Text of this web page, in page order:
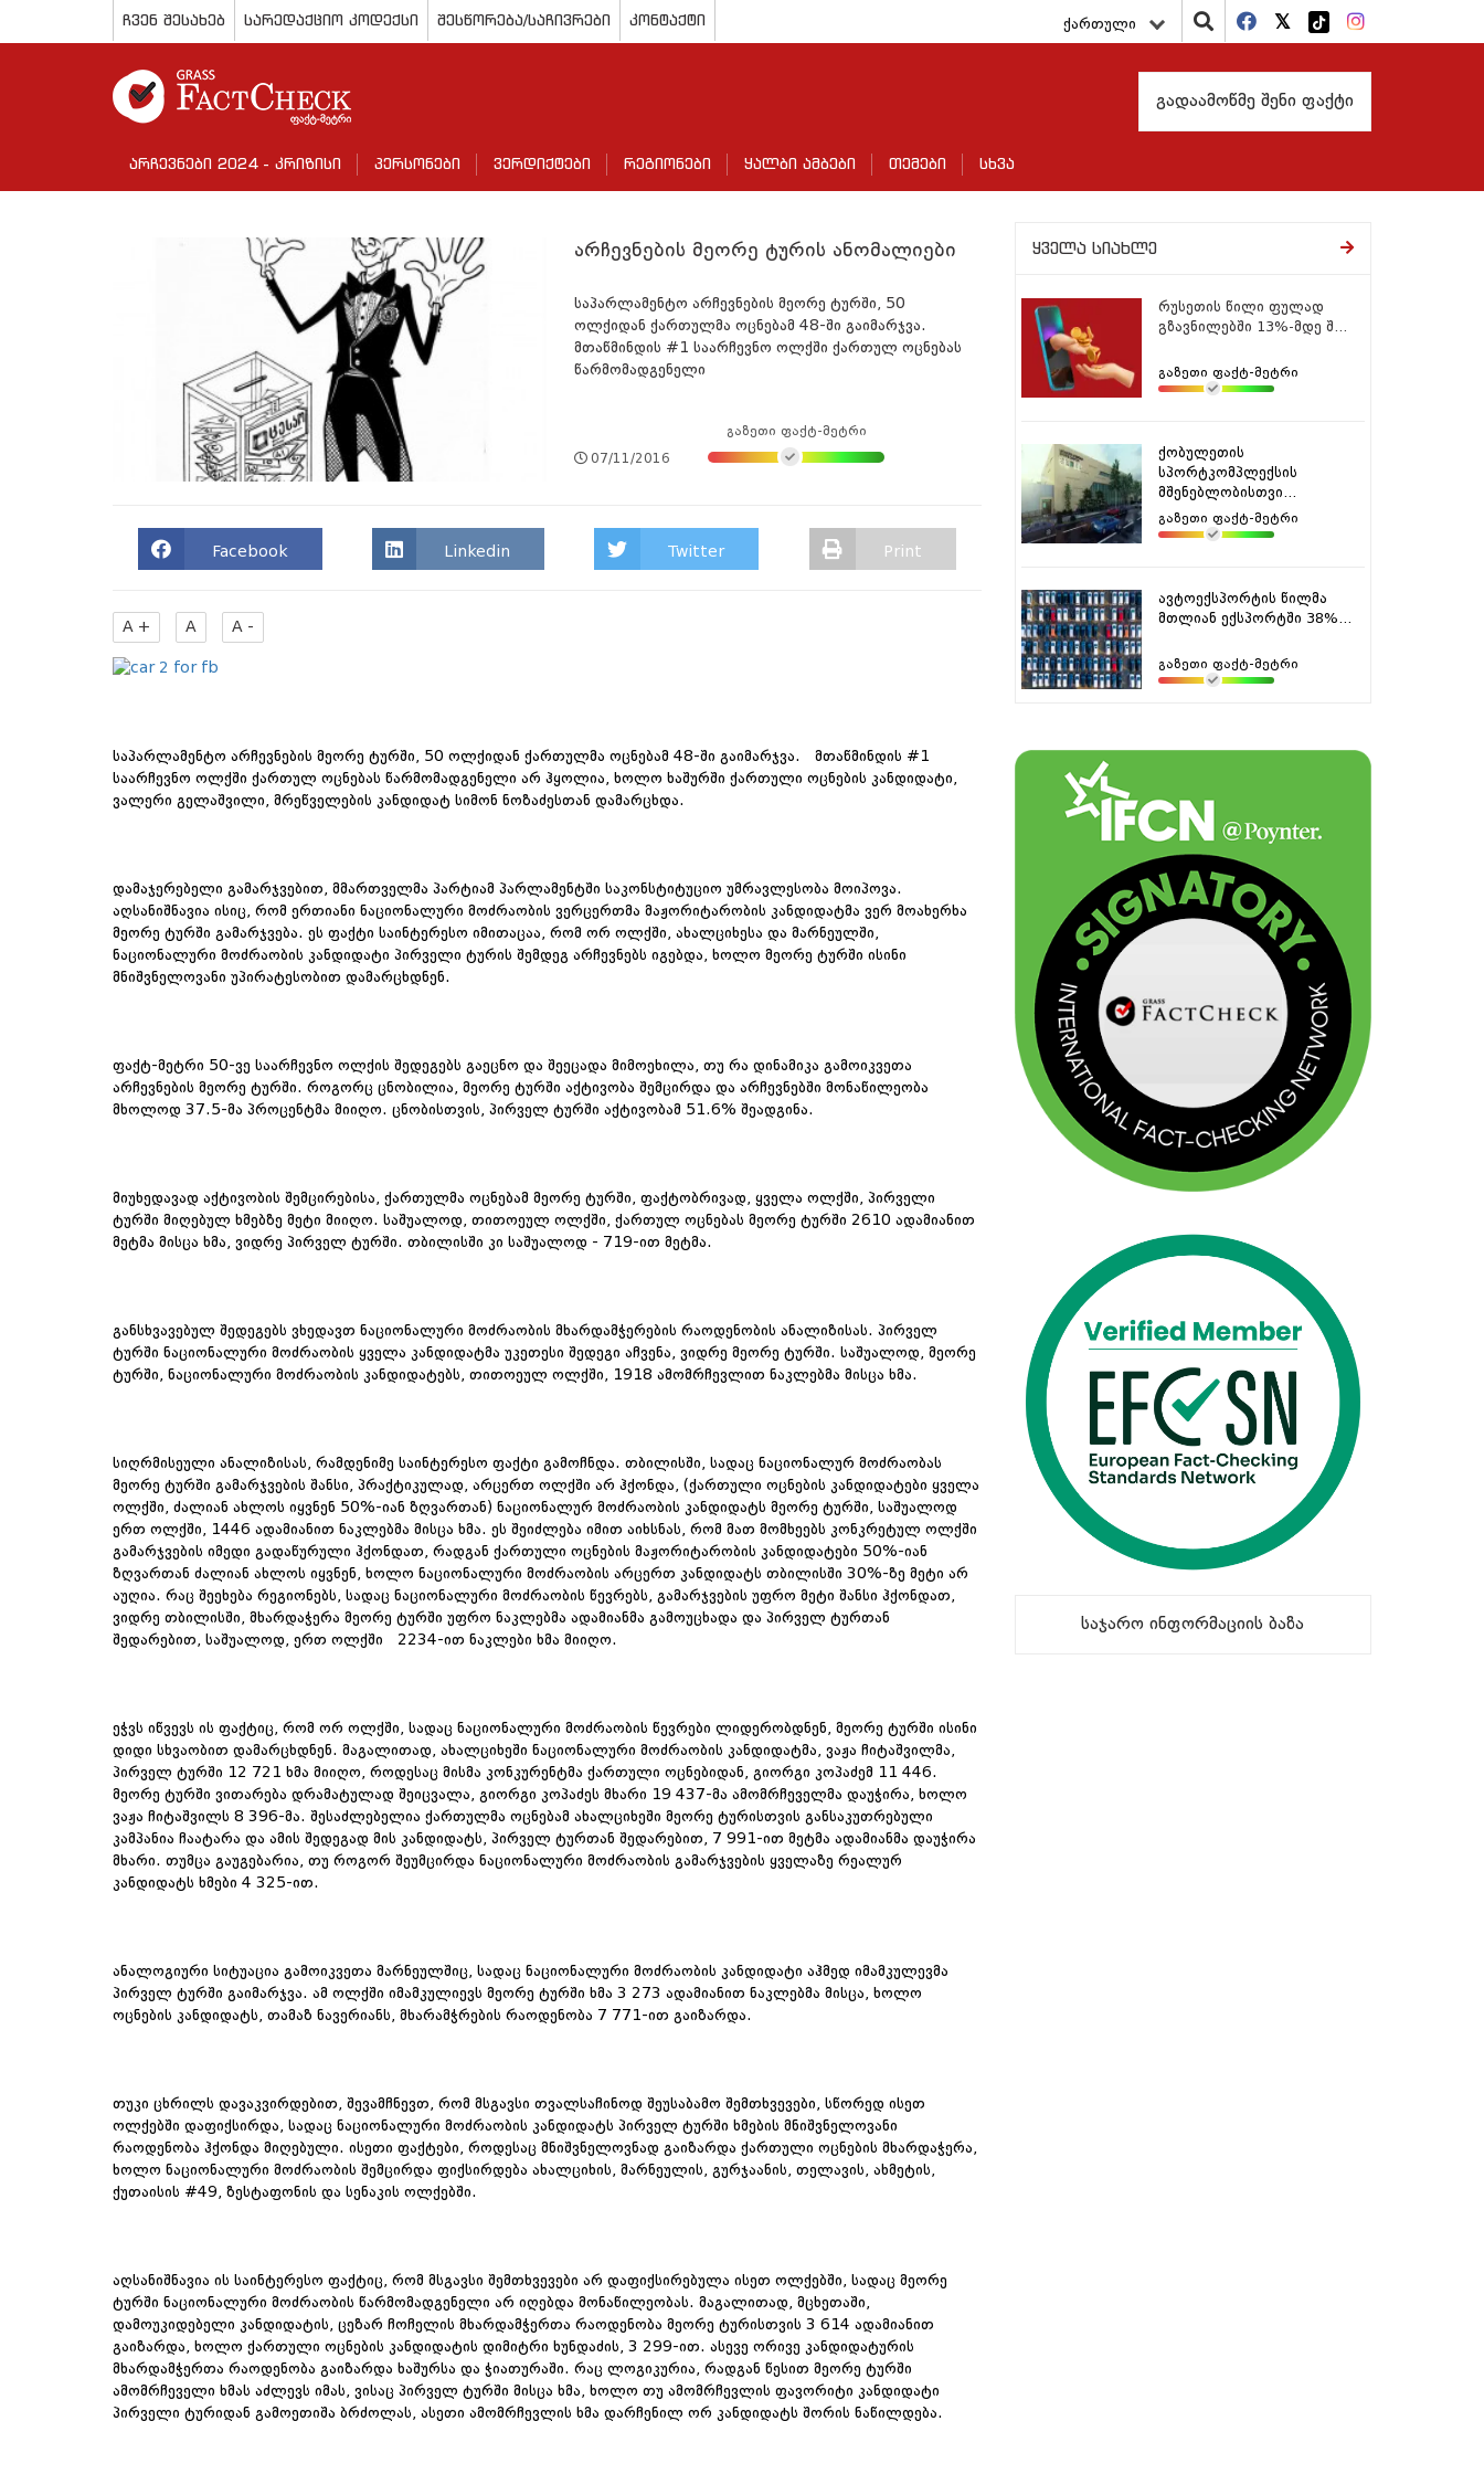
ჩვენ შესახებ სარედაქციო კოდექსი შესწორება/საჩივრები კონტაქტი ქართული
გადაამოწმე შენი ფაქტი
არჩევნები 2024 - კრიზისი პერსონები ვერდიქტები რეგიონები ყალბი ამბები თემები სხვა
არჩევნების მეორე ტურის ანომალიები
საპარლამენტო არჩევნების მეორე ტურში, 50
ოლქიდან ქართულმა ოცნებამ 48-ში გაიმარჯვა.
მთაწმინდის #1 საარჩევნო ოლქში ქართულ ოცნებას
წარმომადგენელი
07/11/2016
გაზეთი ფაქტ-მეტრი
Facebook Linkedin Twitter Print
A + A A -
საპარლამენტო არჩევნების მეორე ტურში, 50 ოლქიდან ქართულმა ოცნებამ 48-ში გაიმარჯვა. მთაწმინდის #1
საარჩევნო ოლქში ქართულ ოცნებას წარმომადგენელი არ ჰყოლია, ხოლო ხაშურში ქართული ოცნების კანდიდატი,
ვალერი გელაშვილი, მრეწველების კანდიდატ სიმონ ნოზაძესთან დამარცხდა.
დამაჯერებელი გამარჯვებით, მმართველმა პარტიამ პარლამენტში საკონსტიტუციო უმრავლესობა მოიპოვა.
აღსანიშნავია ისიც, რომ ერთიანი ნაციონალური მოძრაობის ვერცერთმა მაჟორიტარობის კანდიდატმა ვერ მოახერხა
მეორე ტურში გამარჯვება. ეს ფაქტი საინტერესო იმითაცაა, რომ ორ ოლქში, ახალციხესა და მარნეულში,
ნაციონალური მოძრაობის კანდიდატი პირველი ტურის შემდეგ არჩევნებს იგებდა, ხოლო მეორე ტურში ისინი
მნიშვნელოვანი უპირატესობით დამარცხდნენ.
ფაქტ-მეტრი 50-ვე საარჩევნო ოლქის შედეგებს გაეცნო და შეეცადა მიმოეხილა, თუ რა დინამიკა გამოიკვეთა
არჩევნების მეორე ტურში. როგორც ცნობილია, მეორე ტურში აქტივობა შემცირდა და არჩევნებში მონაწილეობა
მხოლოდ 37.5-მა პროცენტმა მიიღო. ცნობისთვის, პირველ ტურში აქტივობამ 51.6% შეადგინა.
მიუხედავად აქტივობის შემცირებისა, ქართულმა ოცნებამ მეორე ტურში, ფაქტობრივად, ყველა ოლქში, პირველი
ტურში მიღებულ ხმებზე მეტი მიიღო. საშუალოდ, თითოეულ ოლქში, ქართულ ოცნებას მეორე ტურში 2610 ადამიანით
მეტმა მისცა ხმა, ვიდრე პირველ ტურში. თბილისში კი საშუალოდ - 719-ით მეტმა.
განსხვავებულ შედეგებს ვხედავთ ნაციონალური მოძრაობის მხარდამჭერების რაოდენობის ანალიზისას. პირველ
ტურში ნაციონალური მოძრაობის ყველა კანდიდატმა უკეთესი შედეგი აჩვენა, ვიდრე მეორე ტურში. საშუალოდ, მეორე
ტურში, ნაციონალური მოძრაობის კანდიდატებს, თითოეულ ოლქში, 1918 ამომრჩევლით ნაკლებმა მისცა ხმა.
სიღრმისეული ანალიზისას, რამდენიმე საინტერესო ფაქტი გამოჩნდა. თბილისში, სადაც ნაციონალურ მოძრაობას
მეორე ტურში გამარჯვების შანსი, პრაქტიკულად, არცერთ ოლქში არ ჰქონდა, (ქართული ოცნების კანდიდატები ყველა
ოლქში, ძალიან ახლოს იყვნენ 50%-იან ზღვართან) ნაციონალურ მოძრაობის კანდიდატს მეორე ტურში, საშუალოდ
ერთ ოლქში, 1446 ადამიანით ნაკლებმა მისცა ხმა. ეს შეიძლება იმით აიხსნას, რომ მათ მომხეებს კონკრეტულ ოლქში
გამარჯვების იმედი გადაწურული ჰქონდათ, რადგან ქართული ოცნების მაჟორიტარობის კანდიდატები 50%-იან
ზღვართან ძალიან ახლოს იყვნენ, ხოლო ნაციონალური მოძრაობის არცერთ კანდიდატს თბილისში 30%-ზე მეტი არ
აუღია. რაც შეეხება რეგიონებს, სადაც ნაციონალური მოძრაობის წევრებს, გამარჯვების უფრო მეტი შანსი ჰქონდათ,
ვიდრე თბილისში, მხარდაჭერა მეორე ტურში უფრო ნაკლებმა ადამიანმა გამოუცხადა და პირველ ტურთან
შედარებით, საშუალოდ, ერთ ოლქში 2234-ით ნაკლები ხმა მიიღო.
ეჭვს იწვევს ის ფაქტიც, რომ ორ ოლქში, სადაც ნაციონალური მოძრაობის წევრები ლიდერობდნენ, მეორე ტურში ისინი
დიდი სხვაობით დამარცხდნენ. მაგალითად, ახალციხეში ნაციონალური მოძრაობის კანდიდატმა, ვაჟა ჩიტაშვილმა,
პირველ ტურში 12 721 ხმა მიიღო, როდესაც მისმა კონკურენტმა ქართული ოცნებიდან, გიორგი კოპაძემ 11 446.
მეორე ტურში ვითარება დრამატულად შეიცვალა, გიორგი კოპაძეს მხარი 19 437-მა ამომრჩეველმა დაუჭირა, ხოლო
ვაჟა ჩიტაშვილს 8 396-მა. შესაძლებელია ქართულმა ოცნებამ ახალციხეში მეორე ტურისთვის განსაკუთრებული
კამპანია ჩაატარა და ამის შედეგად მის კანდიდატს, პირველ ტურთან შედარებით, 7 991-ით მეტმა ადამიანმა დაუჭირა
მხარი. თუმცა გაუგებარია, თუ როგორ შეუმცირდა ნაციონალური მოძრაობის გამარჯვების ყველაზე რეალურ
კანდიდატს ხმები 4 325-ით.
ანალოგიური სიტუაცია გამოიკვეთა მარნეულშიც, სადაც ნაციონალური მოძრაობის კანდიდატი აჰმედ იმამკულევმა
პირველ ტურში გაიმარჯვა. ამ ოლქში იმამკულიევს მეორე ტურში ხმა 3 273 ადამიანით ნაკლებმა მისცა, ხოლო
ოცნების კანდიდატს, თამაზ ნავერიანს, მხარამჭრების რაოდენობა 7 771-ით გაიზარდა.
თუკი ცხრილს დავაკვირდებით, შევამჩნევთ, რომ მსგავსი თვალსაჩინოდ შეუსაბამო შემთხვევები, სწორედ ისეთ
ოლქებში დაფიქსირდა, სადაც ნაციონალური მოძრაობის კანდიდატს პირველ ტურში ხმების მნიშვნელოვანი
რაოდენობა ჰქონდა მიღებული. ისეთი ფაქტები, როდესაც მნიშვნელოვნად გაიზარდა ქართული ოცნების მხარდაჭერა,
ხოლო ნაციონალური მოძრაობის შემცირდა ფიქსირდება ახალციხის, მარნეულის, გურჯაანის, თელავის, ახმეტის,
ქუთაისის #49, ზესტაფონის და სენაკის ოლქებში.
აღსანიშნავია ის საინტერესო ფაქტიც, რომ მსგავსი შემთხვევები არ დაფიქსირებულა ისეთ ოლქებში, სადაც მეორე
ტურში ნაციონალური მოძრაობის წარმომადგენელი არ იღებდა მონაწილეობას. მაგალითად, მცხეთაში,
დამოუკიდებელი კანდიდატის, ცეზარ ჩოჩელის მხარდამჭერთა რაოდენობა მეორე ტურისთვის 3 614 ადამიანით
გაიზარდა, ხოლო ქართული ოცნების კანდიდატის დიმიტრი ხუნდაძის, 3 299-ით. ასევე ორივე კანდიდატურის
მხარდამჭერთა რაოდენობა გაიზარდა ხაშურსა და ჭიათურაში. რაც ლოგიკურია, რადგან წესით მეორე ტურში
ამომრჩეველი ხმას აძლევს იმას, ვისაც პირველ ტურში მისცა ხმა, ხოლო თუ ამომრჩევლის ფავორიტი კანდიდატი
პირველი ტურიდან გამოეთიშა ბრძოლას, ასეთი ამომრჩევლის ხმა დარჩენილ ორ კანდიდატს შორის ნაწილდება.
ყველა სიახლე
რუსეთის წილი ფულად
გზავნილებში 13%-მდე შ...
გაზეთი ფაქტ-მეტრი
ქობულეთის
სპორტკომპლექსის
მშენებლობისთვი...
გაზეთი ფაქტ-მეტრი
ავტოექსპორტის წილმა
მთლიან ექსპორტში 38%...
გაზეთი ფაქტ-მეტრი
საჯარო ინფორმაციის ბაზა